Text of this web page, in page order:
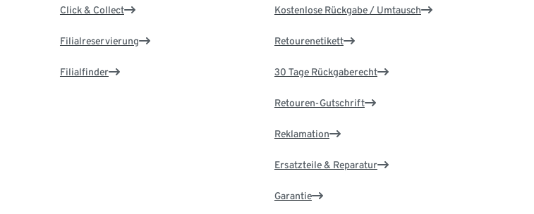
Click & Collect
Filialreservierung
Filialfinder
Kostenlose Rückgabe / Umtausch
Retourenetikett
30 Tage Rückgaberecht
Retouren-Gutschrift
Reklamation
Ersatzteile & Reparatur
Garantie